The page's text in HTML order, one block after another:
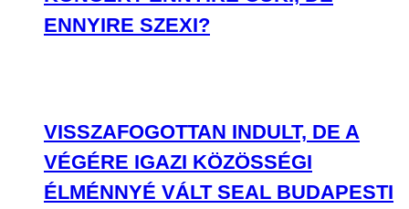
ENNYIRE SZEXI?
VISSZAFOGOTTAN INDULT, DE A
VÉGÉRE IGAZI KÖZÖSSÉGI
ÉLMÉNNYÉ VÁLT SEAL BUDAPESTI